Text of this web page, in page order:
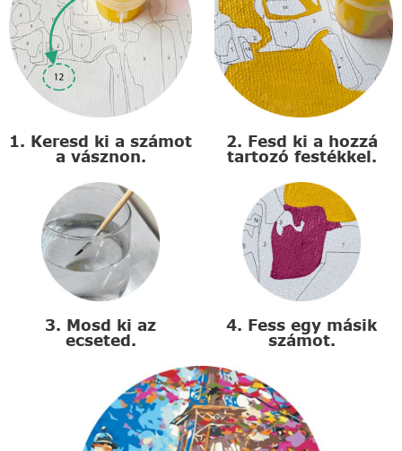
1. Keresd ki a számot
a vásznon.
2. Fesd ki a hozzá
tartozó festékkel.
3. Mosd ki az
ecseted.
4. Fess egy másik
számot.